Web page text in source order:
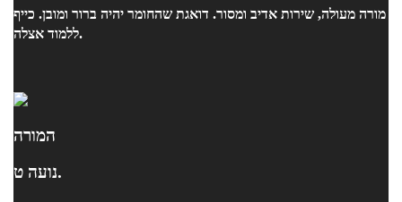
מורה מעולה, שירות אדיב ומסור. דואגת שהחומר יהיה ברור ומובן. כייף
ללמוד אצלה.
המורה
נועה ט.